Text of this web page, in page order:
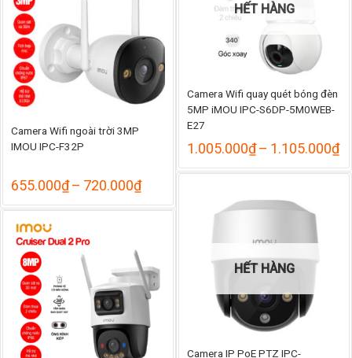
HẾT HÀNG
Camera Wifi quay quét bóng đèn
5MP iMOU IPC-S6DP-5M0WEB-
E27
1.005.000₫– 1.105.000₫
từ
Camera Wifi ngoài trời 3MP
IMOU IPC-F32P
655.000₫– 720.000₫Khoảng
từ
HẾT HÀNG
Camera IP PoE PTZ IPC-